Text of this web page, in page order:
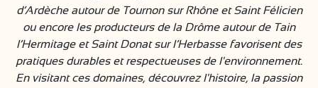
d’Ardèche autour de Tournon sur Rhône et Saint Félicien
ou encore les producteurs de la Drôme autour de Tain
l’Hermitage et Saint Donat sur l’Herbasse favorisent des
pratiques durables et respectueuses de l'environnement.
En visitant ces domaines, découvrez l'histoire, la passion